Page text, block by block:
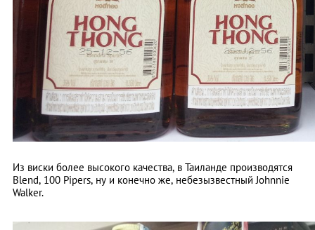
Из виски более высокого качества, в Таиланде производятся
Blend, 100 Pipers, ну и конечно же, небезызвестный Johnnie
Walker.